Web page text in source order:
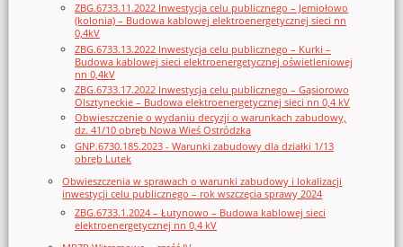
ZBG.6733.11.2022 Inwestycja celu publicznego – Jemiołowo
(kolonia) – Budowa kablowej elektroenergetycznej sieci nn
0,4kV
ZBG.6733.13.2022 Inwestycja celu publicznego – Kurki –
Budowa kablowej sieci elektroenergetycznej oświetleniowej
nn 0,4kV
ZBG.6733.17.2022 Inwestycja celu publicznego – Gąsiorowo
Olsztyneckie – Budowa elektroenergetycznej sieci nn 0,4 kV
Obwieszczenie o wydaniu decyzji o warunkach zabudowy,
dz. 41/10 obręb Nowa Wieś Ostródzka
GNP.6730.185.2023 - Warunki zabudowy dla działki 1/13
obręb Lutek
Obwieszczenia w sprawach o warunki zabudowy i lokalizacji
inwestycji celu publicznego – rok wszczęcia sprawy 2024
ZBG.6733.1.2024 – Łutynowo – Budowa kablowej sieci
elektroenergetycznej nn 0,4 kV